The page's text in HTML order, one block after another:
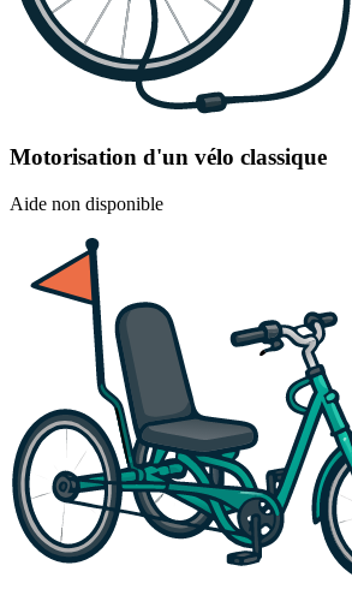
Motorisation d'un vélo classique
Aide non disponible